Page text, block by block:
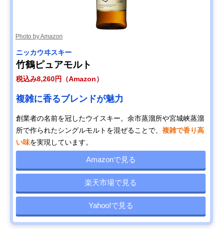
Photo by Amazon
ニッカウヰスキー
竹鶴ピュアモルト
税込み8,260円（Amazon）
複雑に香るブレンドが魅力
創業者の名前を冠したウイスキー。余市蒸溜所や宮城峡蒸溜
所で作られたシングルモルトを混ぜることで、 複雑で香り高
い味を実現しています。
Amazonで見る
楽天市場で見る
Yahoo!で見る